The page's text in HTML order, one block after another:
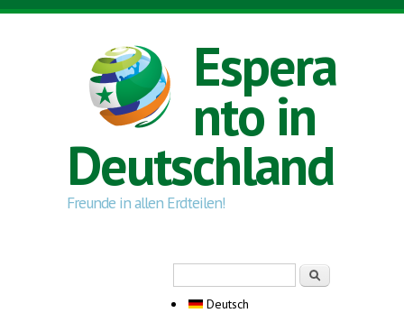
Direkt zum Inhalt
Espera
nto in
Deutschland
Freunde in allen Erdteilen!
Deutsch